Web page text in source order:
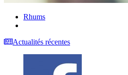
Rhums
Actualités récentes